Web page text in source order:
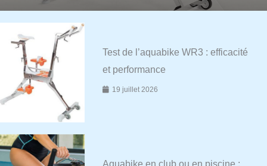
Test de l’aquabike WR3 : efficacité
et performance
19 juillet 2026